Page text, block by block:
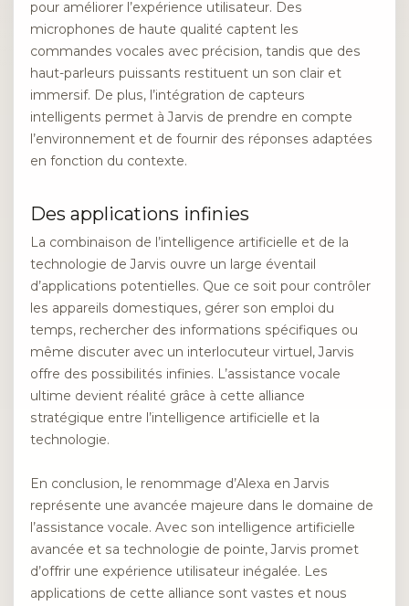
pour améliorer l’expérience utilisateur. Des
microphones de haute qualité captent les
commandes vocales avec précision, tandis que des
haut-parleurs puissants restituent un son clair et
immersif. De plus, l’intégration de capteurs
intelligents permet à Jarvis de prendre en compte
l’environnement et de fournir des réponses adaptées
en fonction du contexte.
Des applications infinies
La combinaison de l’intelligence artificielle et de la
technologie de Jarvis ouvre un large éventail
d’applications potentielles. Que ce soit pour contrôler
les appareils domestiques, gérer son emploi du
temps, rechercher des informations spécifiques ou
même discuter avec un interlocuteur virtuel, Jarvis
offre des possibilités infinies. L’assistance vocale
ultime devient réalité grâce à cette alliance
stratégique entre l’intelligence artificielle et la
technologie.
En conclusion, le renommage d’Alexa en Jarvis
représente une avancée majeure dans le domaine de
l’assistance vocale. Avec son intelligence artificielle
avancée et sa technologie de pointe, Jarvis promet
d’offrir une expérience utilisateur inégalée. Les
applications de cette alliance sont vastes et nous